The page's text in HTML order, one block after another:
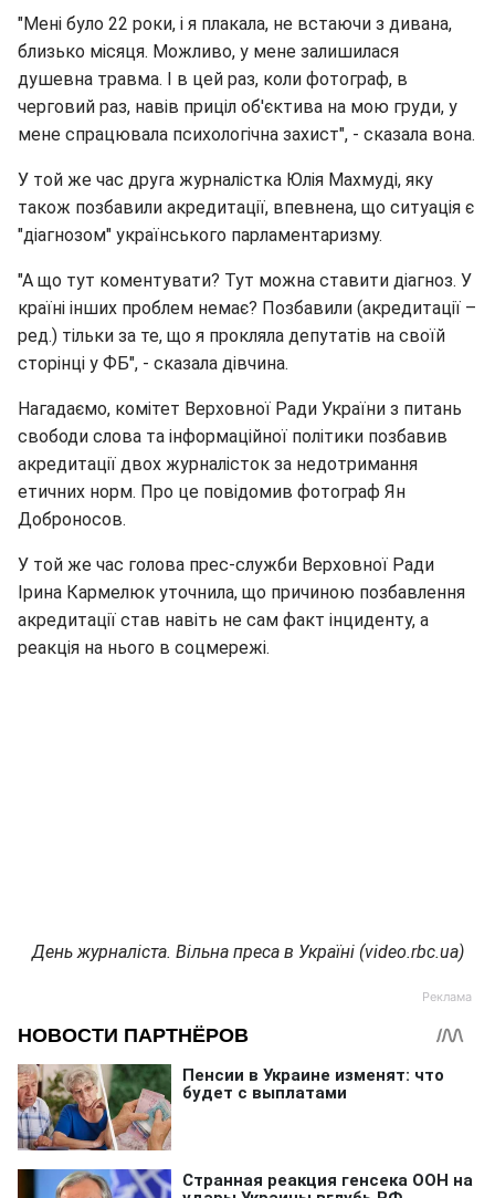
"Мені було 22 роки, і я плакала, не встаючи з дивана,
близько місяця. Можливо, у мене залишилася
душевна травма. І в цей раз, коли фотограф, в
черговий раз, навів приціл об'єктива на мою груди, у
мене спрацювала психологічна захист", - сказала вона.
У той же час друга журналістка Юлія Махмуді, яку
також позбавили акредитації, впевнена, що ситуація є
"діагнозом" українського парламентаризму.
"А що тут коментувати? Тут можна ставити діагноз. У
країні інших проблем немає? Позбавили (акредитації –
ред.) тільки за те, що я прокляла депутатів на своїй
сторінці у ФБ", - сказала дівчина.
Нагадаємо, комітет Верховної Ради України з питань
свободи слова та інформаційної політики позбавив
акредитації двох журналісток за недотримання
етичних норм. Про це повідомив фотограф Ян
Доброносов.
У той же час голова прес-служби Верховної Ради
Ірина Кармелюк уточнила, що причиною позбавлення
акредитації став навіть не сам факт інциденту, а
реакція на нього в соцмережі.
День журналіста. Вільна преса в Україні (video.rbc.ua)